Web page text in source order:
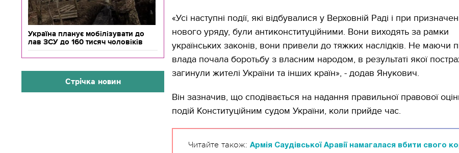
Україна планує мобілізувати до
лав ЗСУ до 160 тисяч чоловіків
Стрічка новин
«Усі наступні події, які відбувалися у Верховній Раді і при
нового уряду, були антиконституційними. Вони виходять за рамки
українських законів, вони привели до тяжких наслідків. Не маючи
влада почала боротьбу з власним народом, в результаті якої
загинули жителі України та інших країн», - додав Янукович.
Він зазначив, що сподівається на надання правильної правової
подій Конституційним судом України, коли прийде час.
Читайте також: Армія Саудівської Аравії намагалася вбити свого